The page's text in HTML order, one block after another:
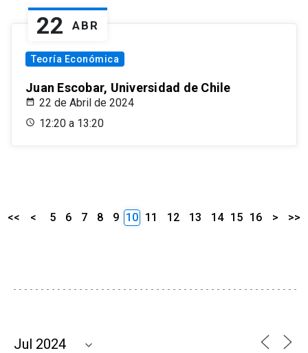
22 ABR
Teoría Económica
Juan Escobar, Universidad de Chile
22 de Abril de 2024
12:20 a 13:20
<< < 5 6 7 8 9 10 11 12 13 14 15 16 > >>